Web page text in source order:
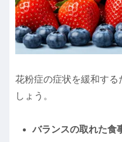
花粉症の症状を緩和する
しょう。
バランスの取れた食